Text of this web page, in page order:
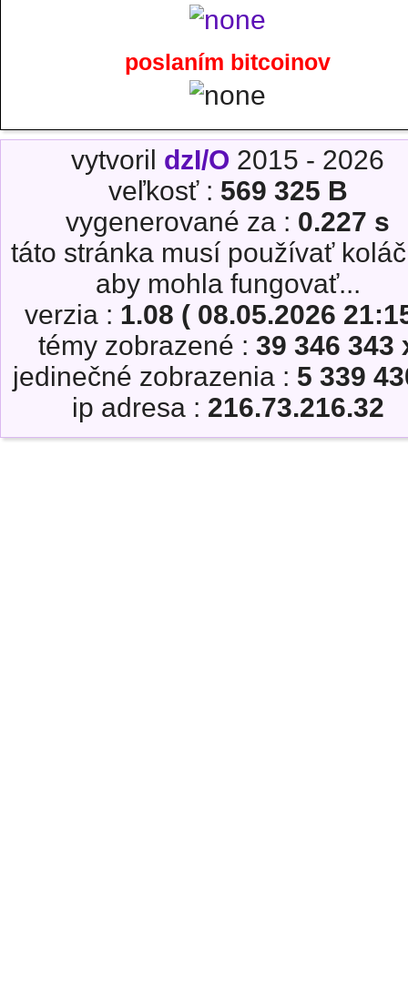
poslaním bitcoinov
vytvoril dzI/O 2015 - 2026
veľkosť : 569 325 B
vygenerované za : 0.227 s
táto stránka musí používať
aby mohla fungovať...
verzia : 1.08 ( 08.05.2026
témy zobrazené : 39 346 343
jedinečné zobrazenia : 5 339
ip adresa : 216.73.216.32